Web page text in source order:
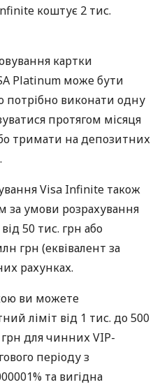
коштує 2 тис.
картки
Platinum може бути
потрібно виконати одну
протягом місяця
тримати на депозитних
Visa Infinite також
умови розрахування
50 тис. грн або
грн (еквівалент за
рахунках.
ви можете
ліміт від 1 тис. до 500
для чинних VIP-
періоду з
та вигідна